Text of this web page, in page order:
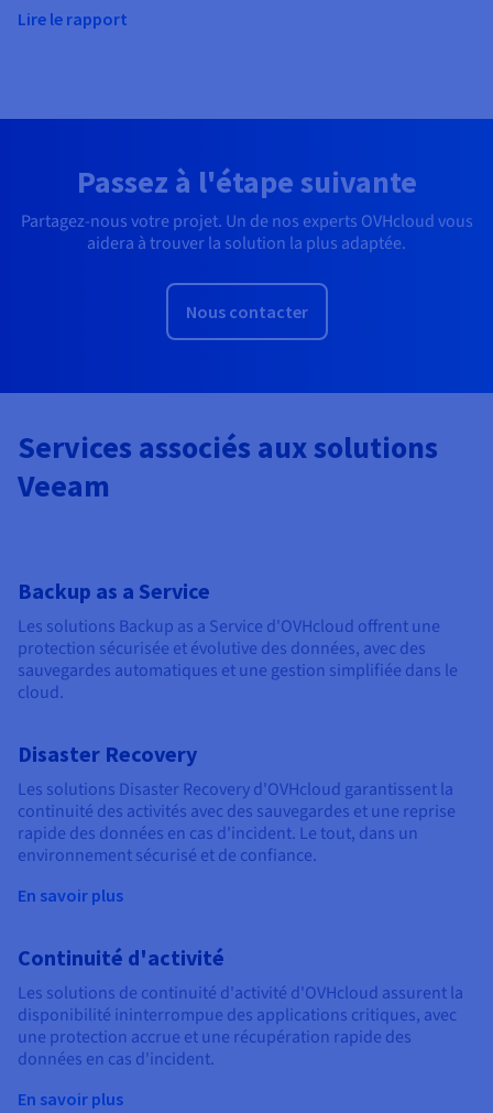
Lire le rapport
Passez à l'étape suivante
Partagez-nous votre projet. Un de nos experts OVHcloud vous
aidera à trouver la solution la plus adaptée.
Nous contacter
Services associés aux solutions
Veeam
Backup as a Service
Les solutions Backup as a Service d'OVHcloud offrent une
protection sécurisée et évolutive des données, avec des
sauvegardes automatiques et une gestion simplifiée dans le
cloud.
Disaster Recovery
Les solutions Disaster Recovery d'OVHcloud garantissent la
continuité des activités avec des sauvegardes et une reprise
rapide des données en cas d'incident. Le tout, dans un
environnement sécurisé et de confiance.
En savoir plus
Continuité d'activité
Les solutions de continuité d'activité d'OVHcloud assurent la
disponibilité ininterrompue des applications critiques, avec
une protection accrue et une récupération rapide des
données en cas d'incident.
En savoir plus